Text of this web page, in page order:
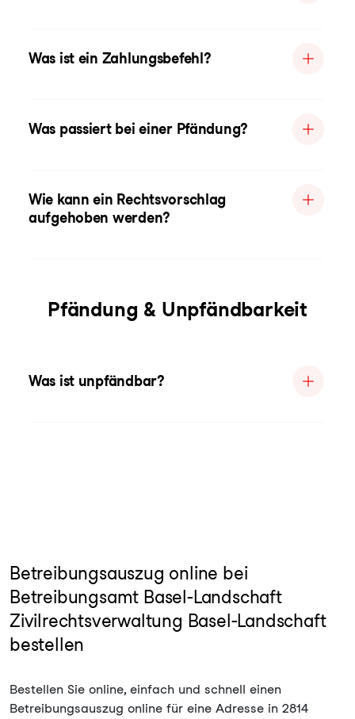
Was ist ein Zahlungsbefehl?
Was passiert bei einer Pfändung?
Wie kann ein Rechtsvorschlag
aufgehoben werden?
Pfändung & Unpfändbarkeit
Was ist unpfändbar?
Betreibungsauszug online bei
Betreibungsamt Basel-Landschaft
Zivilrechtsverwaltung Basel-Landschaft
bestellen
Bestellen Sie online, einfach und schnell einen
Betreibungsauszug online für eine Adresse in 2814